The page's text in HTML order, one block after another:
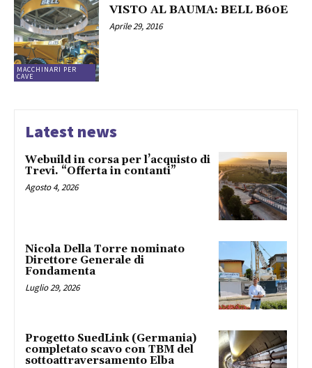
MACCHINARI PER
CAVE
VISTO AL BAUMA: BELL B60E
Aprile 29, 2016
Latest news
Webuild in corsa per l’acquisto di
Trevi. “Offerta in contanti”
Agosto 4, 2026
Nicola Della Torre nominato
Direttore Generale di
Fondamenta
Luglio 29, 2026
Progetto SuedLink (Germania)
completato scavo con TBM del
sottoattraversamento Elba